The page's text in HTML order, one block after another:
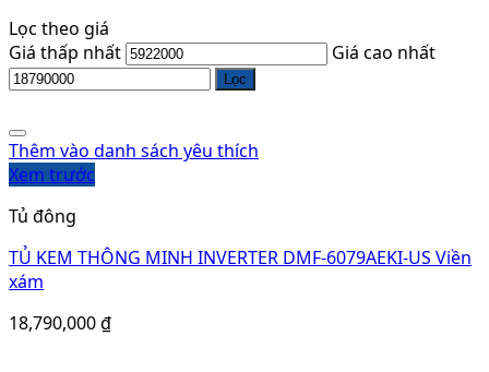
Lọc theo giá
Giá thấp nhất
Giá cao nhất
Lọc
Thêm vào danh sách yêu thích
Xem trước
Tủ đông
TỦ KEM THÔNG MINH INVERTER DMF-6079AEKI-US Viền
xám
18,790,000₫